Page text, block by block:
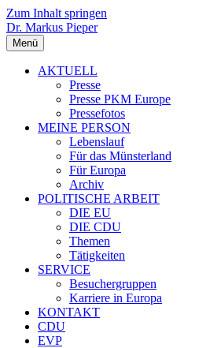
Zum Inhalt springen
Dr. Markus Pieper
Menü
AKTUELL
Presse
Presse PKM Europe
Pressefotos
MEINE PERSON
Lebenslauf
Für das Münsterland
Für Europa
Archiv
POLITISCHE ARBEIT
DIE EU
DIE CDU
Themen
Tätigkeiten
SERVICE
Besuchergruppen
Karriere in Europa
KONTAKT
CDU
EVP